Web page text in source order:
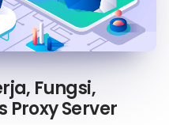
Fungsi,
Server